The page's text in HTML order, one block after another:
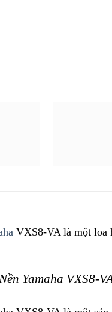
VXS8-VA là một loa
Yamaha VXS8-